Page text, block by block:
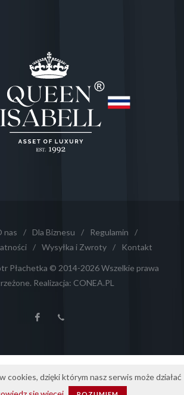
nas / Dla Biznesu / Regulamin
/
/ Wysyłka i Zwroty / Kontakt
Płachetka © 2014-2026 Wszelkie prawa
Realizacja: CONEA.PL
cookies, dzięki którym nasz serwis może działać